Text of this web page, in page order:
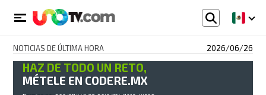
NOTICIAS DE ÚLTIMA HORA 2026/06/26
HAZ DE TODO UN RETO,
MÉTELE EN CODERE.MX